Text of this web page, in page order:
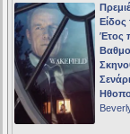
Είδος
Έτος